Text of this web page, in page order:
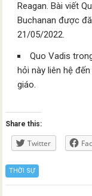
Reagan. Bài viết
Buchanan được
21/05/2022.
Quo Vadis
hỏi này liên hệ
giáo.
Share this:
Twitter
THỜI SỰ